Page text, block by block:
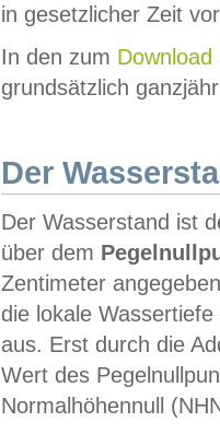
in gesetzlicher Zeit
In den zum Download
grundsätzlich
Der
Der Wasserstand ist
über dem
Zentimeter
die lokale
aus. Erst durch die
Wert des
Normalhöhennull